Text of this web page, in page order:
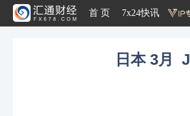
首 页 7x24快讯
日本 3月